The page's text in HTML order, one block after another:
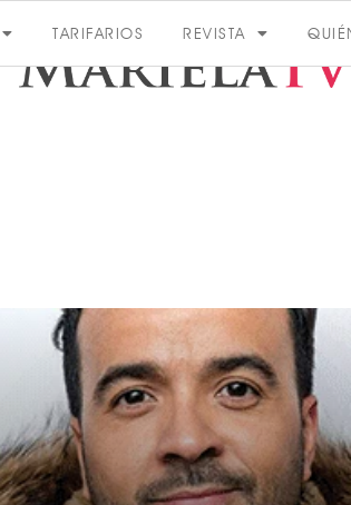
TARIFARIOS REVISTA
VER MÁS
VER TODAS LAS